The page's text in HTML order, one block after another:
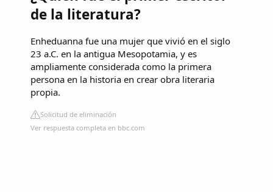
de la literatura?
Enheduanna fue una mujer que vivió en el siglo
23 a.C. en la antigua Mesopotamia, y es
ampliamente considerada como la primera
persona en la historia en crear obra literaria
propia.
Solicitud de eliminación
Ver respuesta completa en bbc.com